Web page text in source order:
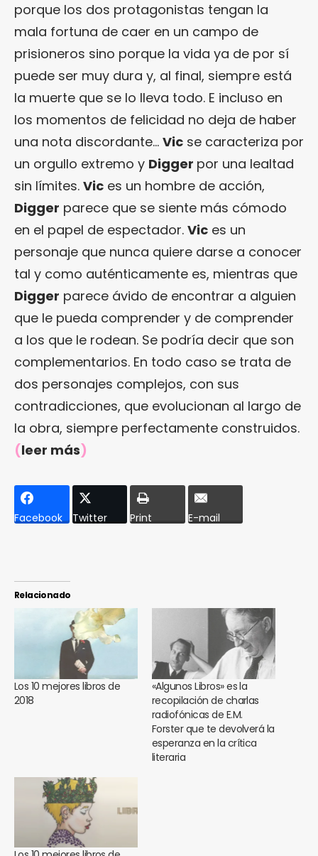
porque los dos protagonistas tengan la
mala fortuna de caer en un campo de
prisioneros sino porque la vida ya de por sí
puede ser muy dura y, al final, siempre está
la muerte que se lo lleva todo. E incluso en
los momentos de felicidad no deja de haber
una nota discordante… Vic se caracteriza por
un orgullo extremo y Digger por una lealtad
sin límites. Vic es un hombre de acción,
Digger parece que se siente más cómodo
en el papel de espectador. Vic es un
personaje que nunca quiere darse a conocer
tal y como auténticamente es, mientras que
Digger parece ávido de encontrar a alguien
que le pueda comprender y de comprender
a los que le rodean. Se podría decir que son
complementarios. En todo caso se trata de
dos personajes complejos, con sus
contradicciones, que evolucionan al largo de
la obra, siempre perfectamente construidos.
(leer más)
Facebook Twitter Print E-mail
Relacionado
Los 10 mejores libros de
2018
«Algunos Libros» es la
recopilación de charlas
radiofónicas de E.M.
Forster que te devolverá la
esperanza en la crítica
literaria